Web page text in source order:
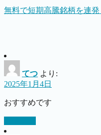
無料で短期高騰銘柄を連
てつ より:
2025年1月4日
おすすめです